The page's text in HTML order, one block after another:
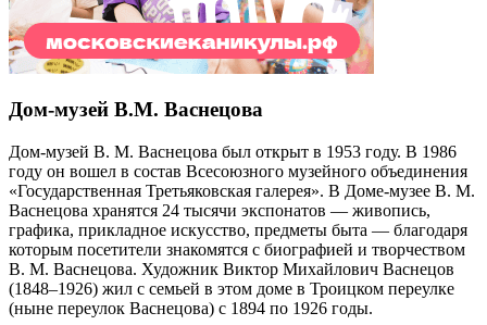
Дом-музей В.М. Васнецова
Дом-музей В. М. Васнецова был открыт в 1953 году. В 1986
году он вошел в состав Всесоюзного музейного объединения
«Государственная Третьяковская галерея». В Доме-музее В. М.
Васнецова хранятся 24 тысячи экспонатов — живопись,
графика, прикладное искусство, предметы быта — благодаря
которым посетители знакомятся с биографией и творчеством
В. М. Васнецова. Художник Виктор Михайлович Васнецов
(1848–1926) жил с семьей в этом доме в Троицком переулке
(ныне переулок Васнецова) с 1894 по 1926 годы.